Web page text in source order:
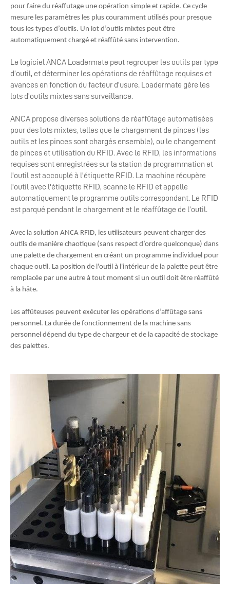
pour faire du réaffutage une opération simple et rapide. Ce cycle
mesure les paramètres les plus couramment utilisés pour presque
tous les types d’outils. Un lot d’outils mixtes peut être
automatiquement chargé et réaffûté sans intervention.
Le logiciel ANCA Loadermate peut regrouper les outils par type
d’outil, et déterminer les opérations de réaffûtage requises et
avances en fonction du facteur d’usure. Loadermate gère les
lots d’outils mixtes sans surveillance.
ANCA propose diverses solutions de réaffûtage automatisées
pour des lots mixtes, telles que le chargement de pinces (les
outils et les pinces sont chargés ensemble), ou le changement
de pinces et utilisation du RFID. Avec le RFID, les informations
requises sont enregistrées sur la station de programmation et
l'outil est accouplé à l'étiquette RFID. La machine récupère
l'outil avec l'étiquette RFID, scanne le RFID et appelle
automatiquement le programme outils correspondant. Le RFID
est parqué pendant le chargement et le réaffûtage de l’outil.
Avec la solution ANCA RFID, les utilisateurs peuvent charger des
outils de manière chaotique (sans respect d’ordre quelconque) dans
une palette de chargement en créant un programme individuel pour
chaque outil. La position de l'outil à l'intérieur de la palette peut être
remplacée par une autre à tout moment si un outil doit être réaffûté
à la hâte.
Les affûteuses peuvent exécuter les opérations d’affûtage sans
personnel. La durée de fonctionnement de la machine sans
personnel dépend du type de chargeur et de la capacité de stockage
des palettes.